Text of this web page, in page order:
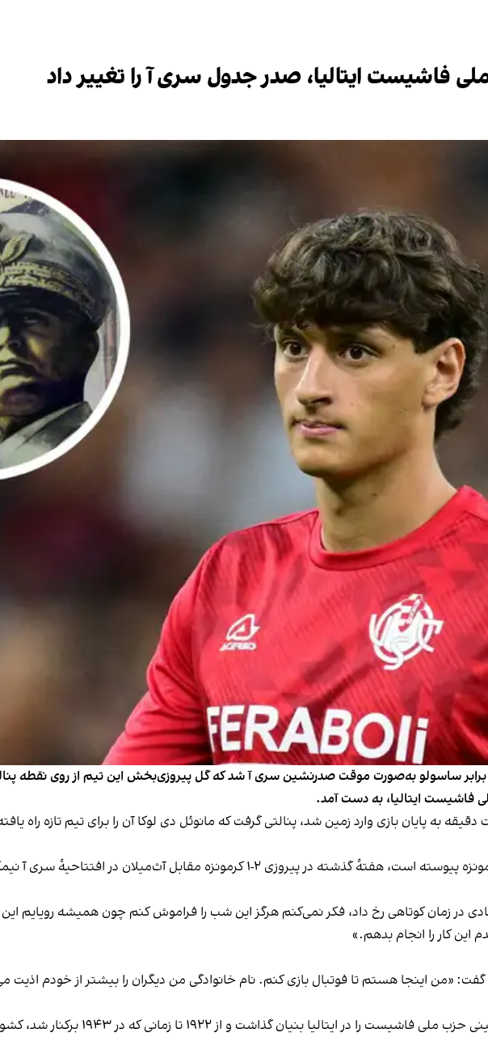
فاشیست ایتالیا، صدر جدول سری آ را تغییر داد
ساسولو به‌صورت موقت صدرنشین سری آ شد که گل پیروزی‌بخش این تیم از روی نقطه
فاشیست ایتالیا، به دست آمد.
به پایان بازی وارد زمین شد، پنالتی گرفت که مانوئل دی لوکا آن را برای تیم تازه راه
کرمونزه مقابل آث‌میلان در افتتاحیهٔ سری آ نیمکت‌نشین بود و به میدان نرفت.
در زمان کوتاهی رخ داد، فکر نمی‌کنم هرگز این شب را فراموش کنم چون همیشه رویایم
کار را انجام بدهم.»
«من اینجا هستم تا فوتبال بازی کنم. نام خانوادگی من دیگران را بیشتر از خودم اذیت
بی‌بی‌سی درباره موسولینی نوشته: «بنیتو